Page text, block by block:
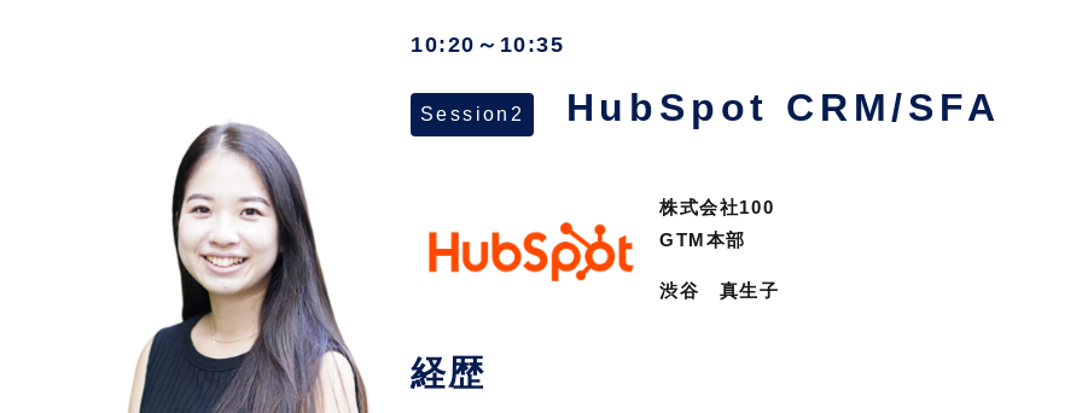
10:20～10:35
Session2 HubSpot CRM/SFA
株式会社100
GTM本部
渋谷 真生子
経歴